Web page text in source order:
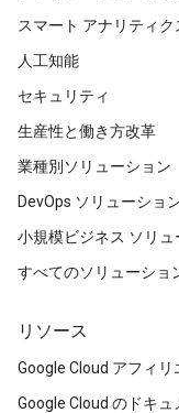
スマート アナリティク
人工知能
セキュリティ
生産性と働き方改革
業種別ソリューション
DevOps ソリューショ
小規模ビジネス ソリュ
すべてのソリューショ
リソース
Google Cloud アフィリ
Google Cloud のドキュ